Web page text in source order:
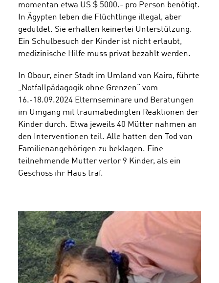
momentan etwa US $ 5000.- pro Person benötigt.
In Ägypten leben die Flüchtlinge illegal, aber
geduldet. Sie erhalten keinerlei Unterstützung.
Ein Schulbesuch der Kinder ist nicht erlaubt,
medizinische Hilfe muss privat bezahlt werden.
In Obour, einer Stadt im Umland von Kairo, führte
„Notfallpädagogik ohne Grenzen“ vom
16.-18.09.2024 Elternseminare und Beratungen
im Umgang mit traumabedingten Reaktionen der
Kinder durch. Etwa jeweils 40 Mütter nahmen an
den Interventionen teil. Alle hatten den Tod von
Familienangehörigen zu beklagen. Eine
teilnehmende Mutter verlor 9 Kinder, als ein
Geschoss ihr Haus traf.